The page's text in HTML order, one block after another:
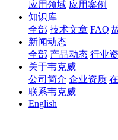
应用领域 应用案例
知识库
全部 技术文章 FAQ
新闻动态
全部 产品动态 行业
关于韦克威
公司简介 企业资质
联系韦克威
English